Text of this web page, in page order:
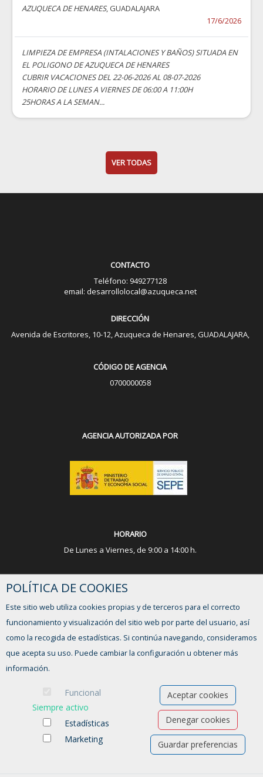
AZUQUECA DE HENARES, GUADALAJARA
17/6/2026
LIMPIEZA DE EMPRESA (INTALACIONES Y BAÑOS) SITUADA EN
EL POLIGONO DE AZUQUECA DE HENARES
CUBRIR VACACIONES DEL 22-06-2026 AL 08-07-2026
HORARIO DE LUNES A VIERNES DE 06:00 A 11:00H
25HORAS A LA SEMAN...
VER TODAS
CONTACTO
Teléfono: 949277128
email: desarrollolocal@azuqueca.net
DIRECCIÓN
Avenida de Escritores, 10-12, Azuqueca de Henares, GUADALAJARA,
CÓDIGO DE AGENCIA
0700000058
AGENCIA AUTORIZADA POR
HORARIO
De Lunes a Viernes, de 9:00 a 14:00 h.
¿TIENES ALGUNA DUDA?
FORMULARIO DE CONTACTO
POLÍTICA DE COOKIES
Este sitio web utiliza cookies propias y de terceros para el correcto
funcionamiento y visualización del sitio web por parte del usuario, así
como la recogida de estadísticas. Si continúa navegando, consideramos
que acepta su uso. Puede cambiar la configuración u obtener más
información.
Funcional
Siempre activo
Estadísticas
Marketing
Aceptar cookies
Denegar cookies
Guardar preferencias